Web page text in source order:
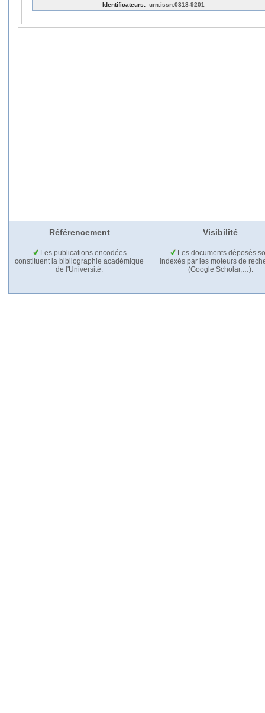
Identificateurs: urn:issn:0318-9201
Référencement Visibilité
Les publications encodées
constituent la bibliographie académique
de l'Université.
Les documents déposés
indexés par les moteurs de
(Google Scholar,…).